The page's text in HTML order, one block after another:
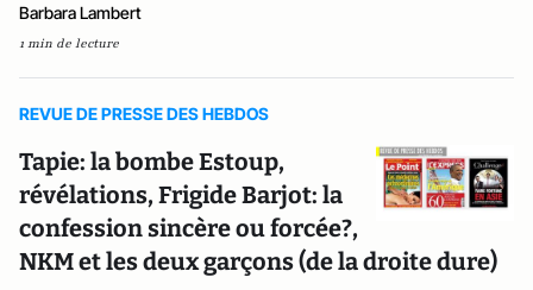
Barbara Lambert
1 min de lecture
REVUE DE PRESSE DES HEBDOS
Tapie: la bombe Estoup,
révélations, Frigide Barjot: la
confession sincère ou forcée?,
NKM et les deux garçons (de la droite dure)